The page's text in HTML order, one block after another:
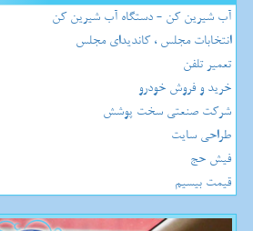
آب شیرین کن - دستگاه آب شیرین کن
انتخابات مجلس ، کاندیدای مجلس
تعمیر تلفن
خرید و فروش خودرو
شرکت صنعتی سخت پوشش
طراحی سایت
فیش حج
قیمت بیسیم